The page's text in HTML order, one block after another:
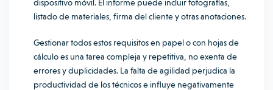
dispositivo móvil. El informe puede incluir fotografías,
listado de materiales, firma del cliente y otras anotaciones.
Gestionar todos estos requisitos en papel o con hojas de
cálculo es una tarea compleja y repetitiva, no exenta de
errores y duplicidades. La falta de agilidad perjudica la
productividad de los técnicos e influye negativamente